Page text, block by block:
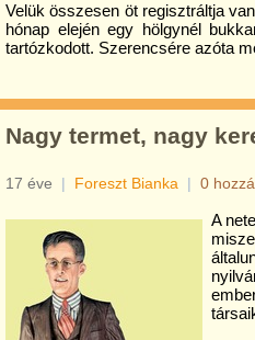
Velük összesen öt regisztráltja
hónap elején egy hölgynél
tartózkodott. Szerencsére azóta
Nagy termet, nagy
17 éve | Foreszt Bianka | 0
A